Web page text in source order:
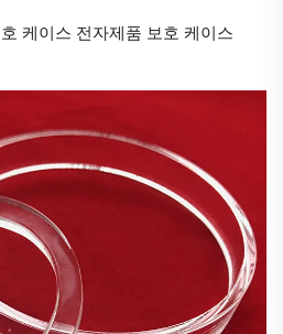
케이스 전자제품 보호 케이스